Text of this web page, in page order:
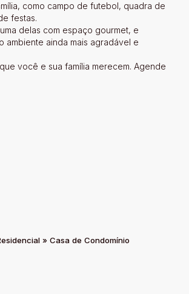
como campo de futebol, quadra de
festas.
delas com espaço gourmet, e
ambiente ainda mais agradável e
você e sua família merecem. Agende
» Casa de Condomínio